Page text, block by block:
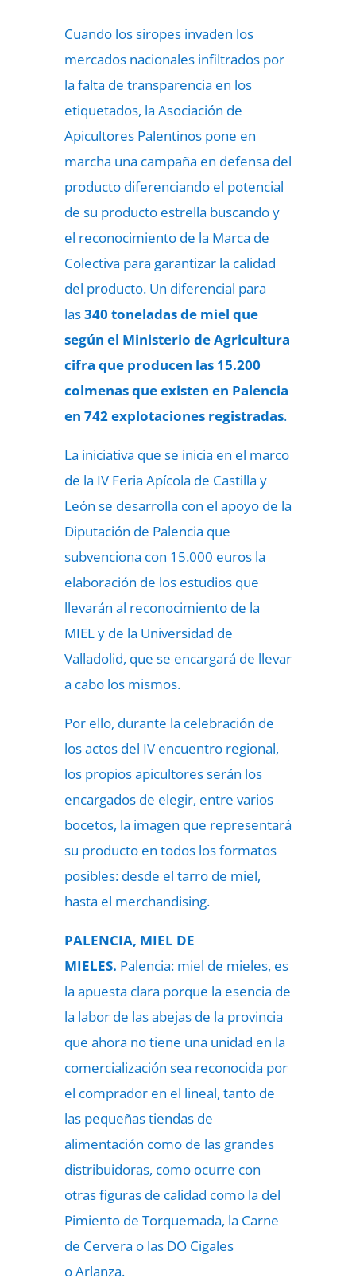
Cuando los siropes invaden los
mercados nacionales infiltrados por
la falta de transparencia en los
etiquetados, la Asociación de
Apicultores Palentinos pone en
marcha una campaña en defensa del
producto diferenciando el potencial
de su producto estrella buscando y
el reconocimiento de la Marca de
Colectiva para garantizar la calidad
del producto. Un diferencial para
las340 toneladas de miel que
según el Ministerio de Agricultura
cifra que producen las 15.200
colmenas que existen en Palencia
en 742 explotaciones registradas.
La iniciativa que se inicia en el marco
de la IV Feria Apícola de Castilla y
León se desarrolla con el apoyo de la
Diputación de Palencia que
subvenciona con 15.000 euros la
elaboración de los estudios que
llevarán al reconocimiento de la
MIEL y de la Universidad de
Valladolid, que se encargará de llevar
a cabo los mismos.
Por ello, durante la celebración de
los actos del IV encuentro regional,
los propios apicultores serán los
encargados de elegir, entre varios
bocetos, la imagen que representará
su producto en todos los formatos
posibles: desde el tarro de miel,
hasta el merchandising.
PALENCIA, MIEL DE
MIELES. Palencia: miel de mieles, es
la apuesta clara porque la esencia de
la labor de las abejas de la provincia
que ahora no tiene una unidad en la
comercialización sea reconocida por
el comprador en el lineal, tanto de
las pequeñas tiendas de
alimentación como de las grandes
distribuidoras, como ocurre con
otras figuras de calidad como la del
Pimiento de Torquemada, la Carne
de Cervera o las DO Cigales
o Arlanza.